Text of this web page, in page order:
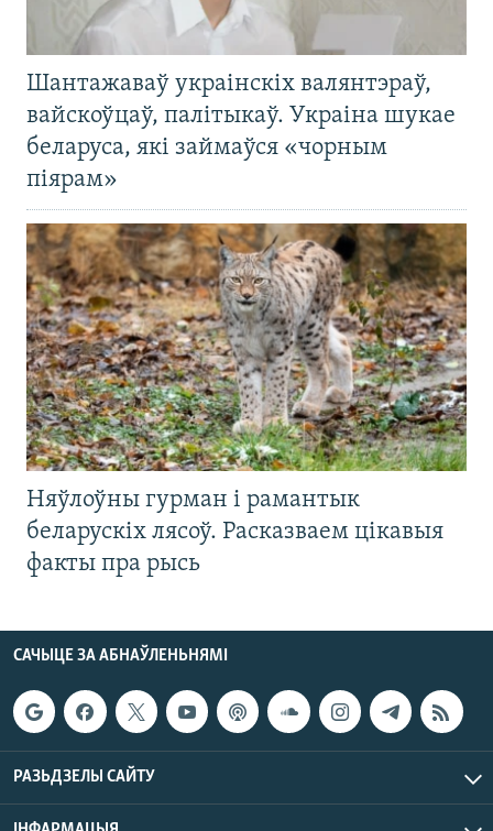
Шантажаваў украінскіх валянтэраў,
вайскоўцаў, палітыкаў. Украіна шукае
беларуса, які займаўся «чорным
піярам»
Няўлоўны гурман і рамантык
беларускіх лясоў. Расказваем цікавыя
факты пра рысь
САЧЫЦЕ ЗА АБНАЎЛЕНЬНЯМІ
РАЗЬДЗЕЛЫ САЙТУ